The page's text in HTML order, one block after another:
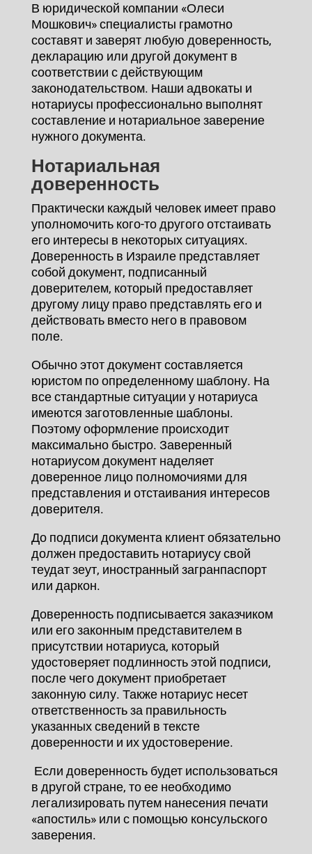
В юридической компании «Олеси
Мошкович» специалисты грамотно
составят и заверят любую доверенность,
декларацию или другой документ в
соответствии с действующим
законодательством. Наши адвокаты и
нотариусы профессионально выполнят
составление и нотариальное заверение
нужного документа.
Нотариальная
доверенность
Практически каждый человек имеет право
уполномочить кого-то другого отстаивать
его интересы в некоторых ситуациях.
Доверенность в Израиле представляет
собой документ, подписанный
доверителем, который предоставляет
другому лицу право представлять его и
действовать вместо него в правовом
поле.
Обычно этот документ составляется
юристом по определенному шаблону. На
все стандартные ситуации у нотариуса
имеются заготовленные шаблоны.
Поэтому оформление происходит
максимально быстро. Заверенный
нотариусом документ наделяет
доверенное лицо полномочиями для
представления и отстаивания интересов
доверителя.
До подписи документа клиент обязательно
должен предоставить нотариусу свой
теудат зеут, иностранный загранпаспорт
или даркон.
Доверенность подписывается заказчиком
или его законным представителем в
присутствии нотариуса, который
удостоверяет подлинность этой подписи,
после чего документ приобретает
законную силу. Также нотариус несет
ответственность за правильность
указанных сведений в тексте
доверенности и их удостоверение.
Если доверенность будет использоваться
в другой стране, то ее необходимо
легализировать путем нанесения печати
«апостиль» или с помощью консульского
заверения.